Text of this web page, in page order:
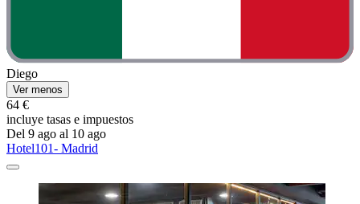
Diego
Ver menos
64 €
incluye tasas e impuestos
Del 9 ago al 10 ago
Hotel101- Madrid